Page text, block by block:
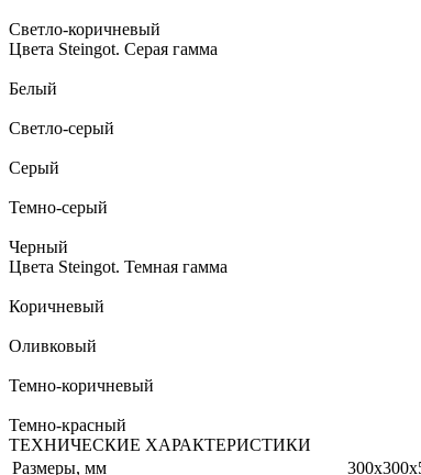
Светло-коричневый
Цвета Steingot. Серая гамма
Белый
Светло-серый
Серый
Темно-серый
Черный
Цвета Steingot. Темная гамма
Коричневый
Оливковый
Темно-коричневый
Темно-красный
ТЕХНИЧЕСКИЕ ХАРАКТЕРИСТИКИ
Размеры, мм